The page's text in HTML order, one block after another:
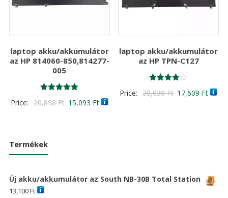
laptop akku/akkumulátor
az HP 814060-850,814277-
005
5.00
Price: 20,898Ft Original
15,093 FtCurrent
laptop akku/akkumulátor
az HP TPN-C127
4.00
Price: 38,030Ft Original
17,609 Ft
Termékek
Új akku/akkumulátor az South NB-30B Total Station
13,100Ft